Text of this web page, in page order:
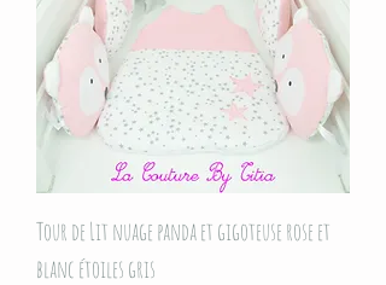
Tour de Lit nuage panda et gigoteuse rose et
blanc étoiles gris